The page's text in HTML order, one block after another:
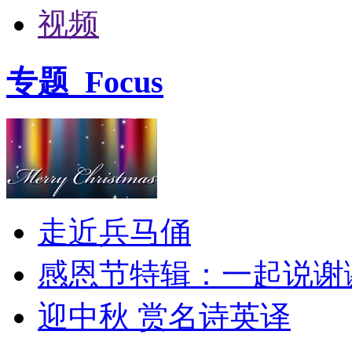
视频
专题 Focus
走近兵马俑
感恩节特辑：一起说谢
迎中秋 赏名诗英译